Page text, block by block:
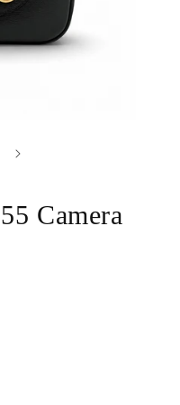
Camera